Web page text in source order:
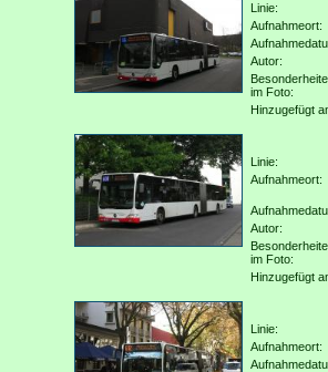
Linie:
Aufnahmeort:
Autor:
im Foto:
Hinzugefügt
Linie:
Aufnahmeort:
Autor:
im Foto:
Hinzugefügt
Linie:
Aufnahmeort: